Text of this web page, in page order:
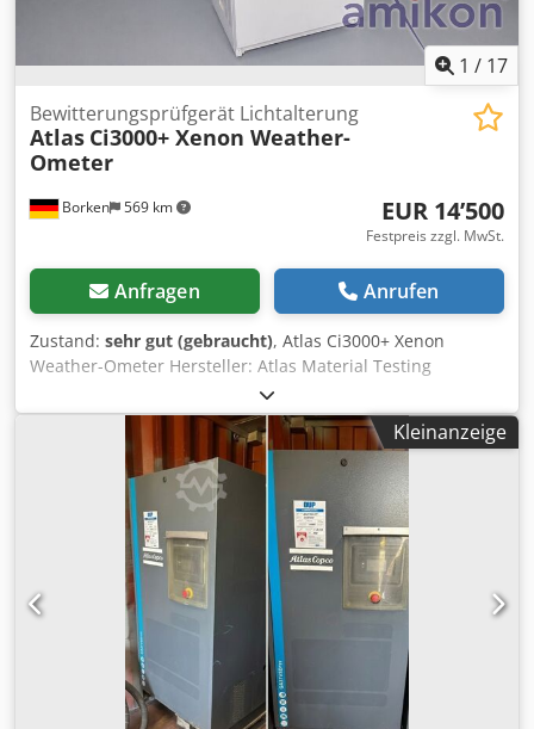
1 / 17
Borken 569 km
Bewitterungsprüfgerät Lichtalterung
Atlas Ci3000+ Xenon Weather-
Ometer
EUR 14’500
Festpreis zzgl. MwSt.
Anfragen Anrufen
Zustand: sehr gut (gebraucht), Atlas Ci3000+ Xenon
Weather-Ometer Hersteller: Atlas Material Testing
Technology LLC Typ: Ci3000+ Modell: Ci3000+ Weather-
Ometer Maschinentyp: Xenon Weather-Ometer /
Bewitterungsprüfgerät Zum Verkauf steht ein gebrauchtes
Atlas Ci3000+ Xenon Weather-Ometer. Das Gerät eignet
sich für künstliche Bewitterung, Lichtalterung,
Materialprüfung, Qualitätskontrolle sowie
Alterungsprüfungen von Kunststoffen, Lacken,
Beschichtungen, Textilien und Werkstoffen. Technische
Daten Lichtquelle: Xenon-Bogenlampe
Lampennennleistung: 4.500 W Betriebsbereich Xenon-
Lampe: 1.700 - 4.500 W Gerätemodell laut Anzeige: Ci3000+
W Probensensor 1: Schwarzstandard Probensensor 2:
Schwarztafel Lichtsensor 1: CI 300 - 400 nm Lichtsensor 2:
CI 420 nm Netzanschluss: 220 / 380 V Frequenz: 50 Hz
Kleinanzeige